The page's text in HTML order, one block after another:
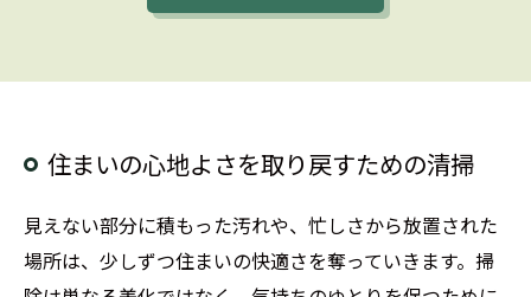
住まいの心地よさを取り戻すための清掃
見えない部分に積もった汚れや、忙しさから放置された
場所は、少しずつ住まいの快適さを奪っていきます。掃